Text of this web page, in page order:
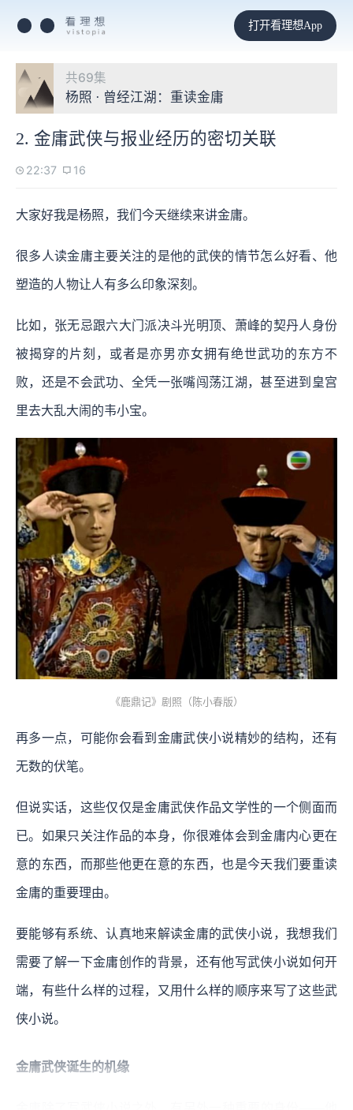
打开看理想App
共69集
杨照 · 曾经江湖：重读金庸
2. 金庸武侠与报业经历的密切关联
22:37 16
大家好我是杨照，我们今天继续来讲金庸。
很多人读金庸主要关注的是他的武侠的情节怎么好看、他
塑造的人物让人有多么印象深刻。
比如，张无忌跟六大门派决斗光明顶、萧峰的契丹人身份
被揭穿的片刻，或者是亦男亦女拥有绝世武功的东方不
败，还是不会武功、全凭一张嘴闯荡江湖，甚至进到皇宫
里去大乱大闹的韦小宝。
《鹿鼎记》剧照（陈小春版）
再多一点，可能你会看到金庸武侠小说精妙的结构，还有
无数的伏笔。
但说实话，这些仅仅是金庸武侠作品文学性的一个侧面而
已。如果只关注作品的本身，你很难体会到金庸内心更在
意的东西，而那些他更在意的东西，也是今天我们要重读
金庸的重要理由。
要能够有系统、认真地来解读金庸的武侠小说，我想我们
需要了解一下金庸创作的背景，还有他写武侠小说如何开
端，有些什么样的过程，又用什么样的顺序来写了这些武
侠小说。
金庸武侠诞生的机缘